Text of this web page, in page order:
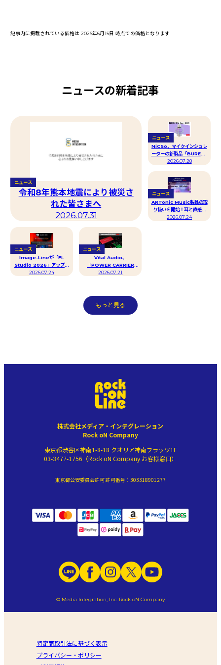
記事内に掲載されている価格は 2026年6月15日 時点での価格となります
ニュースの新着記事
ニュース
令和8年熊本地震により被災さ
れた皆さまへ
2026.07.31
ニュース
NiCSo、マイクインシュレ
ーターの新製品「BUREEN
for MIC」を、8月7日
2026.07.28
ニュース
ARTonic Music製品の取
り扱いを開始！耳と直感で
操るハーモニー生成MIDIプ
2026.07.24
ニュース
Image-Lineが「FL
Studio 2026」アップデ
ート記念セールも8/10まで
2026.07.24
ニュース
Vital Audio、
「POWER CARRIER
VA-08 Mk-III」を7月24
2026.07.21
もっと見る
株式会社メディア・インテグレーション
Rock oN Company
東京都渋谷区神南1-8-18 クオリア神南フラッツ1F
03-3477-1756（Rock oN Company お客様窓口）
東京都公安委員会許可 許可番号：303318901277
© Media Integration, Inc. Rock oN Company
特定商取引法に基づく表示
プライバシー・ポリシー